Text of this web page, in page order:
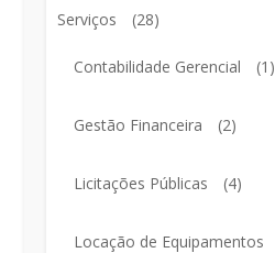
Serviços (28)
Contabilidade Gerencial (1)
Gestão Financeira (2)
Licitações Públicas (4)
Locação de Equipamentos